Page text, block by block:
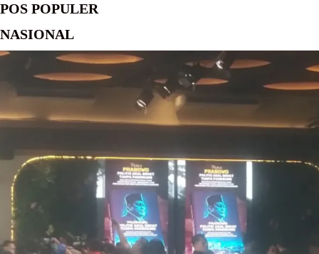
POS POPULER
NASIONAL